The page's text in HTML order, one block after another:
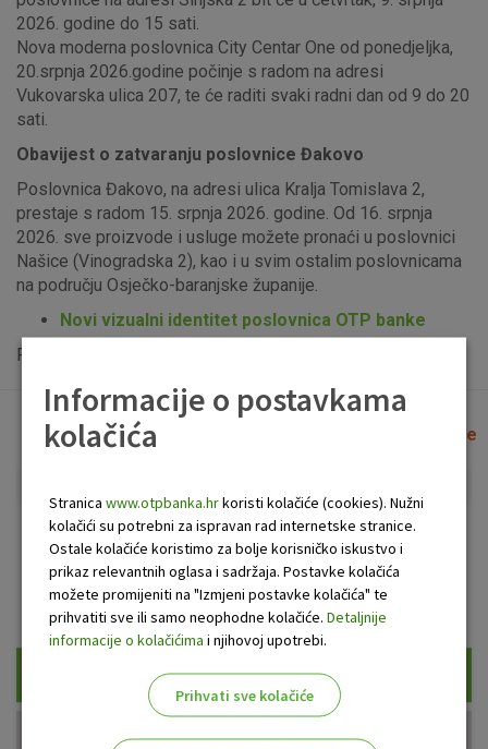
2026. godine do 15 sati.
Nova moderna poslovnica City Centar One od ponedjeljka,
20.srpnja 2026.godine počinje s radom na adresi
Vukovarska ulica 207, te će raditi svaki radni dan od 9 do 20
sati.
Obavijest o zatvaranju poslovnice Đakovo
Poslovnica Đakovo, na adresi ulica Kralja Tomislava 2,
prestaje s radom 15. srpnja 2026. godine. Od 16. srpnja
2026. sve proizvode i usluge možete pronaći u poslovnici
Našice (Vinogradska 2), kao i u svim ostalim poslovnicama
na području Osječko-baranjske županije.
Novi vizualni identitet poslovnica OTP banke
Popis uplatno-isplatnih bankomata možete vidjeti
Lista poslovnica i bankomata Očisti filtere
Bankomat Poslovnica
Prikaži samo uplatne bankomate
Informacije o postavkama
kolačića
Stranica www.otpbanka.hrkoristi kolačiće (cookies). Nužni
kolačići su potrebni za ispravan rad internetske stranice.
Ostale kolačiće koristimo za bolje korisničko iskustvo i
prikaz relevantnih oglasa i sadržaja. Postavke kolačića
možete promijeniti na "Izmjeni postavke kolačića" te
prihvatiti sve ili samo neophodne kolačiće. Detaljnije
informacije o kolačićima i njihovoj upotrebi.
Prihvati sve kolačiće